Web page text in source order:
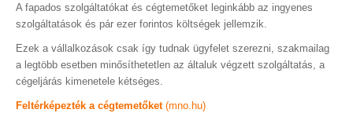
A fapados szolgáltatókat és cégtemetőket leginkább az ingyenes
szolgáltatások és pár ezer forintos költségek jellemzik.
Ezek a vállalkozások csak így tudnak ügyfelet szerezni, szakmailag
a legtöbb esetben minősíthetetlen az általuk végzett szolgáltatás, a
cégeljárás kimenetele kétséges.
Feltérképezték a cégtemetőket (mno.hu)